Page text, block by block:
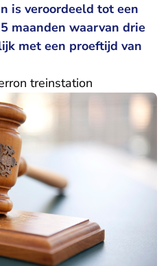
is veroordeeld tot een
maanden waarvan drie
met een proeftijd van
treinstation